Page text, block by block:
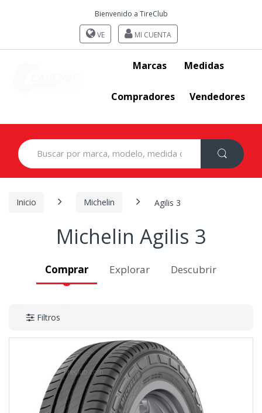
Bienvenido a TireClub
VE MI CUENTA
Marcas Medidas
Compradores Vendedores
Search
for:
Inicio Michelin Agilis 3
Michelin Agilis 3
Comprar Explorar Descubrir
Filtros